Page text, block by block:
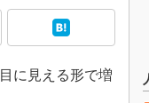
に見える形で増